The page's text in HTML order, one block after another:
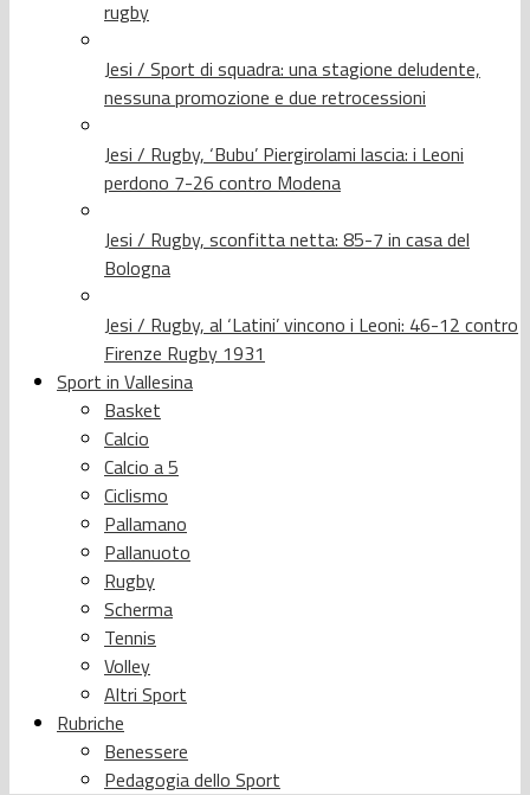
rugby
Jesi / Sport di squadra: una stagione deludente,
nessuna promozione e due retrocessioni
Jesi / Rugby, ‘Bubu’ Piergirolami lascia: i Leoni
perdono 7-26 contro Modena
Jesi / Rugby, sconfitta netta: 85-7 in casa del
Bologna
Jesi / Rugby, al ‘Latini’ vincono i Leoni: 46-12 contro
Firenze Rugby 1931
Sport in Vallesina
Basket
Calcio
Calcio a 5
Ciclismo
Pallamano
Pallanuoto
Rugby
Scherma
Tennis
Volley
Altri Sport
Rubriche
Benessere
Pedagogia dello Sport